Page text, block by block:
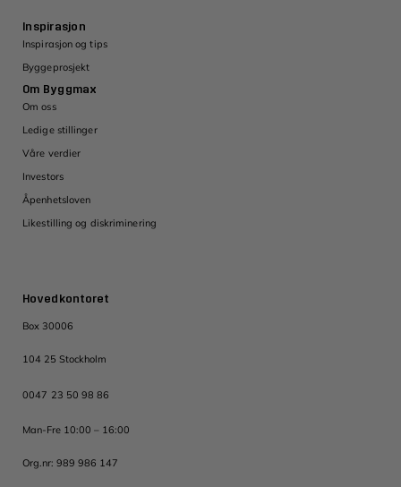
Hovedkontoret
Box 30006
104 25 Stockholm
0047 23 50 98 86
Man-Fre 10:00 – 16:00
Org.nr: 989 986 147
Inspirasjon
Inspirasjon og tips
Byggeprosjekt
Om Byggmax
Om oss
Ledige stillinger
Våre verdier
Investors
Åpenhetsloven
Likestilling og diskriminering